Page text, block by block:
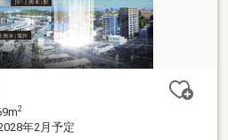
2
年2月予定